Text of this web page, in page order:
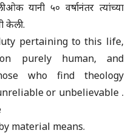
यानी ५० वर्षानंतर त्यांच्या
केली.
pertaining to this life,
purely human, and
who find theology
or unbelievable .
material means.